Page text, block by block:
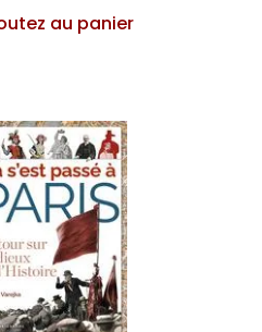
au panier